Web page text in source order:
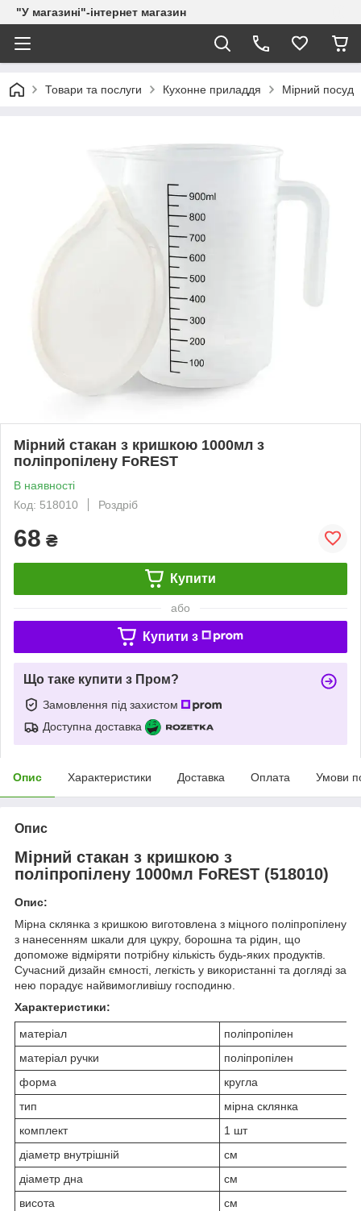
"У магазині"-інтернет магазин
Товари та послуги Кухонне приладдя Мірний посуд
Мірний стакан з кришкою 1000мл з
поліпропілену FoREST
В наявності
Код: 518010
Роздріб
68 ₴
Купити
або
Купити з
Що таке купити з Пром?
Замовлення під захистом
Доступна доставка
Опис Характеристики Доставка Оплата Умови
Опис
Мірний стакан з кришкою з
поліпропілену 1000мл FoREST (518010)
Опис:
Мірна склянка з кришкою виготовлена з міцного поліпропілену
з нанесенням шкали для цукру, борошна та рідин, що
допоможе відміряти потрібну кількість будь-яких продуктів.
Сучасний дизайн ємності, легкість у використанні та догляді за
нею порадує найвимогливішу господиню.
Характеристики:
матеріал
поліпропілен
матеріал ручки
поліпропілен
форма
кругла
тип
мірна склянка
комплект
1 шт
діаметр внутрішній
см
діаметр дна
см
висота
см